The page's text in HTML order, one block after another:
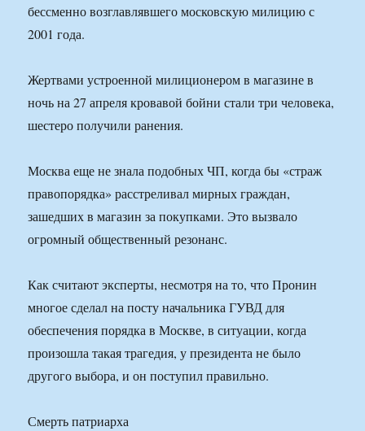
бессменно возглавлявшего московскую милицию с
2001 года.
Жертвами устроенной милиционером в магазине в
ночь на 27 апреля кровавой бойни стали три человека,
шестеро получили ранения.
Москва еще не знала подобных ЧП, когда бы «страж
правопорядка» расстреливал мирных граждан,
зашедших в магазин за покупками. Это вызвало
огромный общественный резонанс.
Как считают эксперты, несмотря на то, что Пронин
многое сделал на посту начальника ГУВД для
обеспечения порядка в Москве, в ситуации, когда
произошла такая трагедия, у президента не было
другого выбора, и он поступил правильно.
Смерть патриарха